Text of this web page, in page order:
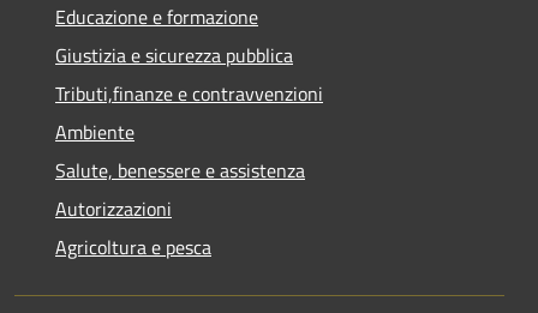
Educazione e formazione
Giustizia e sicurezza pubblica
Tributi,finanze e contravvenzioni
Ambiente
Salute, benessere e assistenza
Autorizzazioni
Agricoltura e pesca